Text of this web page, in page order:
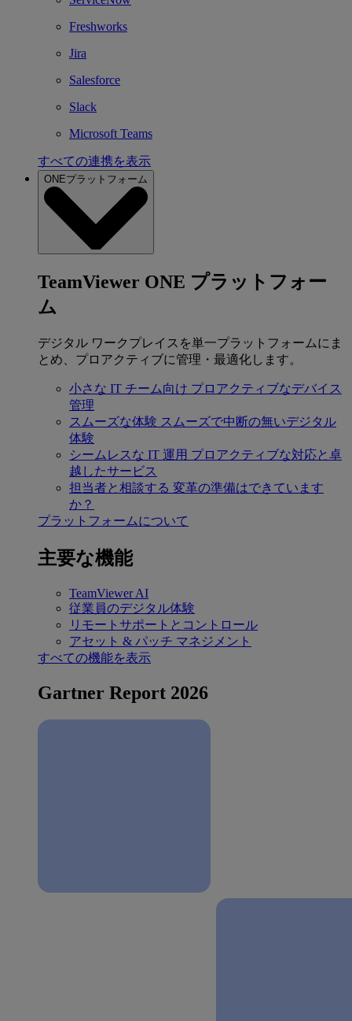
Freshworks
Jira
Salesforce
Slack
Microsoft Teams
すべての連携を表示
ONEプラットフォーム
TeamViewer ONE プラットフォー
ム
デジタル ワークプレイスを単一プラットフォームにま
とめ、プロアクティブに管理・最適化します。
小さな IT チーム向け プロアクティブなデバイス
管理
スムーズな体験 スムーズで中断の無いデジタル
体験
シームレスな IT 運用 プロアクティブな対応と卓
越したサービス
担当者と相談する 変革の準備はできています
か？
プラットフォームについて
主要な機能
TeamViewer AI
従業員のデジタル体験
リモートサポートとコントロール
アセット & パッチ マネジメント
すべての機能を表示
Gartner Report 2026